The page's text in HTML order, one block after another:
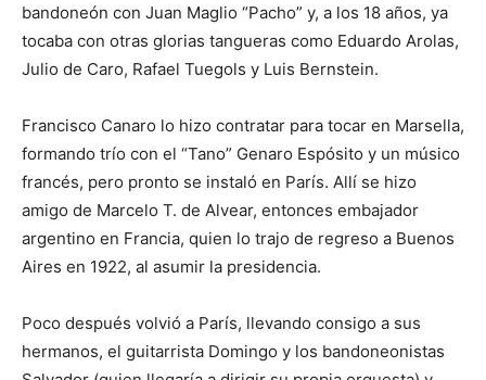
bandoneón con Juan Maglio “Pacho” y, a los 18 años, ya
tocaba con otras glorias tangueras como Eduardo Arolas,
Julio de Caro, Rafael Tuegols y Luis Bernstein.
Francisco Canaro lo hizo contratar para tocar en Marsella,
formando trío con el “Tano” Genaro Espósito y un músico
francés, pero pronto se instaló en París. Allí se hizo
amigo de Marcelo T. de Alvear, entonces embajador
argentino en Francia, quien lo trajo de regreso a Buenos
Aires en 1922, al asumir la presidencia.
Poco después volvió a París, llevando consigo a sus
hermanos, el guitarrista Domingo y los bandoneonistas